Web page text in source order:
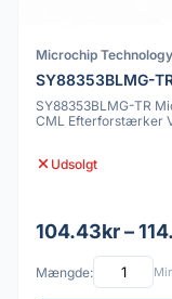
Microchip
SY88353BLMG-
SY88353BLMG-TR
CML Efterforstærker
Udsolgt
104.43kr –
Mængde: